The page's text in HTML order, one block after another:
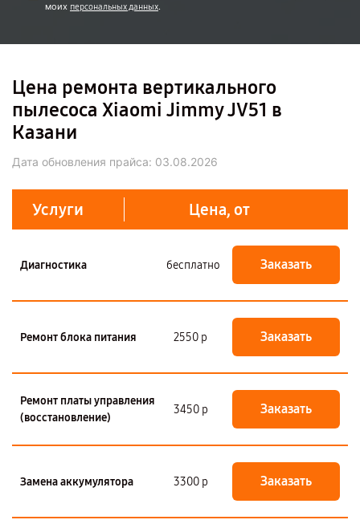
моих персональных данных.
Цена ремонта вертикального
пылесоса Xiaomi Jimmy JV51 в
Казани
Дата обновления прайса: 03.08.2026
Услуги Цена, от
Диагностика бесплатно Заказать
Ремонт блока питания 2550 р Заказать
Ремонт платы управления
(восстановление)
3450 р Заказать
Замена аккумулятора 3300 р Заказать